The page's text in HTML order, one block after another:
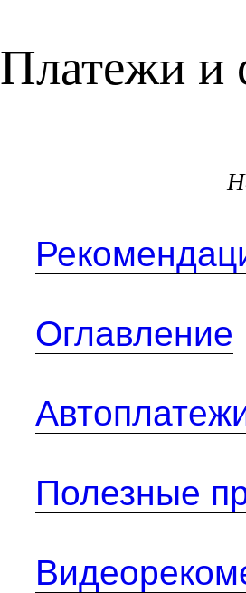
Платежи и
Оглавление
Полезные